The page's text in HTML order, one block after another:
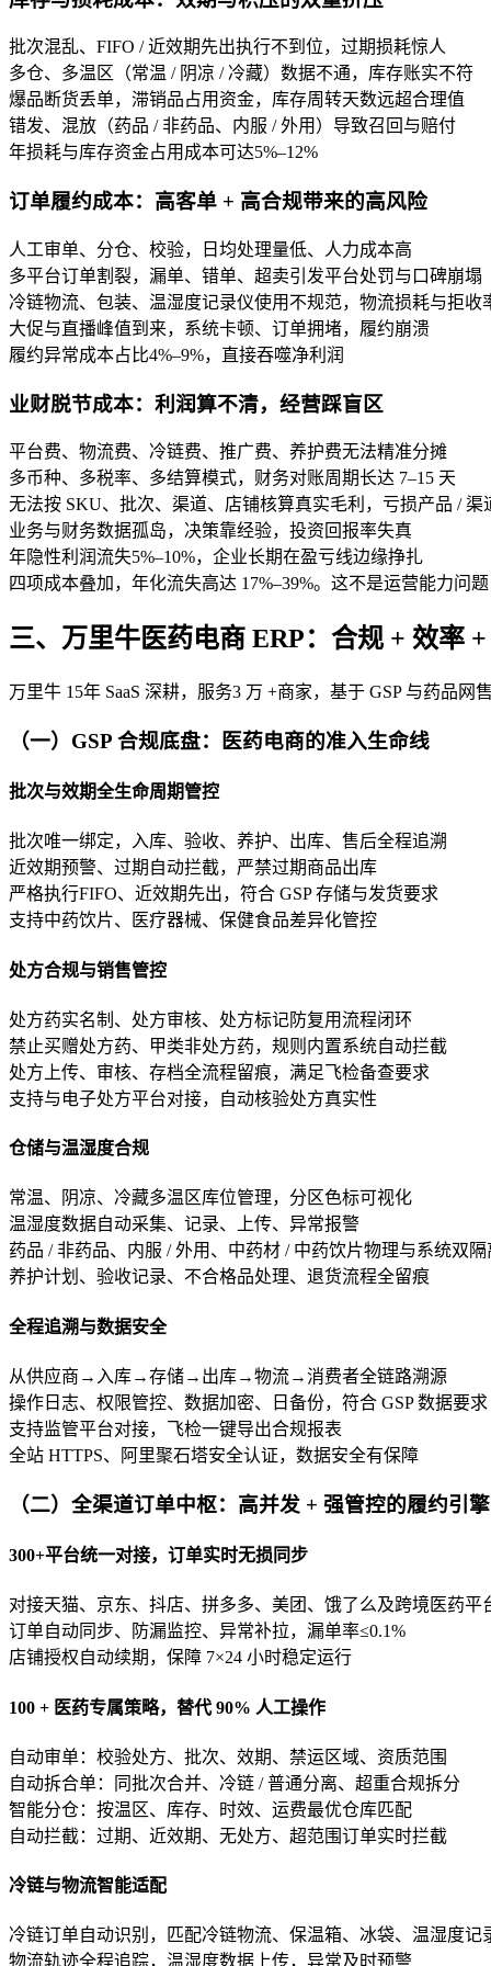
批次混乱、FIFO / 近效期先出执行不到位，过期损耗惊人
多仓、多温区（常温 / 阴凉 / 冷藏）数据不通，库存账实不符
爆品断货丢单，滞销品占用资金，库存周转天数远超合理值
错发、混放（药品 / 非药品、内服 / 外用）导致召回与赔付
年损耗与库存资金占用成本可达5%–12%
订单履约成本：高客单 + 高合规带来的高风险
人工审单、分仓、校验，日均处理量低、人力成本高
多平台订单割裂，漏单、错单、超卖引发平台处罚与口碑崩塌
冷链物流、包装、温湿度记录仪使用不规范，物流损耗与拒收
大促与直播峰值到来，系统卡顿、订单拥堵，履约崩溃
履约异常成本占比4%–9%，直接吞噬净利润
业财脱节成本：利润算不清，经营踩盲区
平台费、物流费、冷链费、推广费、养护费无法精准分摊
多币种、多税率、多结算模式，财务对账周期长达 7–15 天
无法按 SKU、批次、渠道、店铺核算真实毛利，亏损产品 / 渠
业务与财务数据孤岛，决策靠经验，投资回报率失真
年隐性利润流失5%–10%，企业长期在盈亏线边缘挣扎
四项成本叠加，年化流失高达 17%–39%。这不是运营能力问
三、万里牛医药电商 ERP：合规 + 效率
万里牛 15年 SaaS 深耕，服务3 万 +商家，基于 GSP 与药品
（一）GSP 合规底盘：医药电商的准入生命线
批次与效期全生命周期管控
批次唯一绑定，入库、验收、养护、出库、售后全程追溯
近效期预警、过期自动拦截，严禁过期商品出库
严格执行FIFO、近效期先出，符合 GSP 存储与发货要求
支持中药饮片、医疗器械、保健食品差异化管控
处方合规与销售管控
处方药实名制、处方审核、处方标记防复用流程闭环
禁止买赠处方药、甲类非处方药，规则内置系统自动拦截
处方上传、审核、存档全流程留痕，满足飞检备查要求
支持与电子处方平台对接，自动核验处方真实性
仓储与温湿度合规
常温、阴凉、冷藏多温区库位管理，分区色标可视化
温湿度数据自动采集、记录、上传、异常报警
药品 / 非药品、内服 / 外用、中药材 / 中药饮片物理与系统双隔
养护计划、验收记录、不合格品处理、退货流程全留痕
全程追溯与数据安全
从供应商→入库→存储→出库→物流→消费者全链路溯源
操作日志、权限管控、数据加密、日备份，符合 GSP 数据要求
支持监管平台对接，飞检一键导出合规报表
全站 HTTPS、阿里聚石塔安全认证，数据安全有保障
（二）全渠道订单中枢：高并发 + 强管控的履约引擎
300+平台统一对接，订单实时无损同步
对接天猫、京东、抖店、拼多多、美团、饿了么及跨境医药平
订单自动同步、防漏监控、异常补拉，漏单率≤0.1%
店铺授权自动续期，保障 7×24 小时稳定运行
100 + 医药专属策略，替代 90% 人工操作
自动审单：校验处方、批次、效期、禁运区域、资质范围
自动拆合单：同批次合并、冷链 / 普通分离、超重合规拆分
智能分仓：按温区、库存、时效、运费最优仓库匹配
自动拦截：过期、近效期、无处方、超范围订单实时拦截
冷链与物流智能适配
冷链订单自动识别，匹配冷链物流、保温箱、冰袋、温湿度记
物流轨迹全程追踪，温湿度数据上传，异常及时预警